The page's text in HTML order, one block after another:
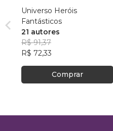
Universo Heróis
Fantásticos
21 autores
R$ 91,37
R$ 72,33
Comprar